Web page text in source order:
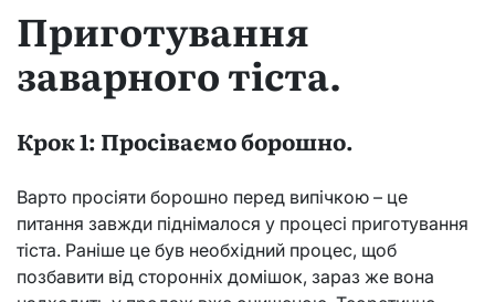
Приготування
заварного тіста.
Крок 1: Просіваємо борошно.
Варто просіяти борошно перед випічкою – це
питання завжди піднімалося у процесі приготування
тіста. Раніше це був необхідний процес, щоб
позбавити від сторонніх домішок, зараз же вона